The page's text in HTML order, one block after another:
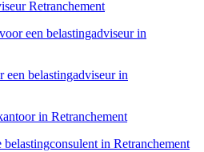
Retranchement
een belastingadviseur in
een belastingadviseur in
in Retranchement
belastingconsulent in Retranchement